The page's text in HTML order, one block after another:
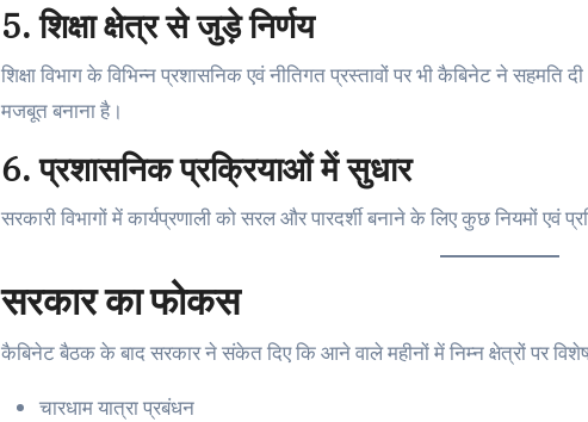
5. शिक्षा क्षेत्र से जुड़े निर्णय
शिक्षा विभाग के विभिन्न प्रशासनिक एवं नीतिगत प्रस्तावों पर भी कैबिनेट ने सहमति
मजबूत बनाना है।
6. प्रशासनिक प्रक्रियाओं में सुधार
सरकारी विभागों में कार्यप्रणाली को सरल और पारदर्शी बनाने के लिए कुछ नियमों एवं
सरकार का फोकस
कैबिनेट बैठक के बाद सरकार ने संकेत दिए कि आने वाले महीनों में निम्न क्षेत्रों पर
चारधाम यात्रा प्रबंधन